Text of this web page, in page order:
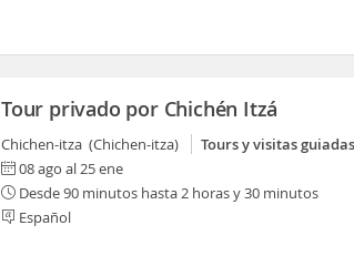
Tour privado por Chichén Itzá
Chichen-itza (Chichen-itza)
Tours y visitas guiadas
08 ago al 25 ene
Desde 90 minutos hasta 2 horas y 30 minutos
Español